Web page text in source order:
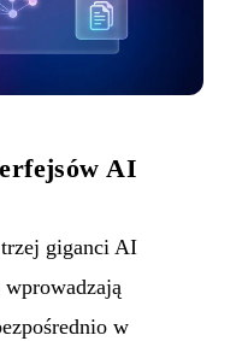
AI
giganci AI
w